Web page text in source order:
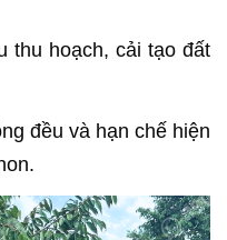
thu hoạch, cải tạo đất
đều và hạn chế hiện